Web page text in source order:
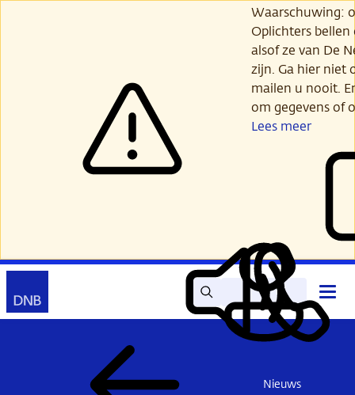
Waarschuwing:
Oplichters
alsof ze van De
zijn. Ga hier niet
mailen u nooit.
om gegevens of
Lees meer
Zoek Lees
voor
Mijn
DNB
Contact
Nieuws